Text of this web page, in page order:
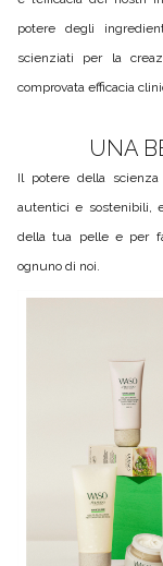
potere degli
scienziati per la
comprovata efficacia
UNA
Il potere della
autentici e sostenibili,
della tua pelle e per
ognuno di noi.